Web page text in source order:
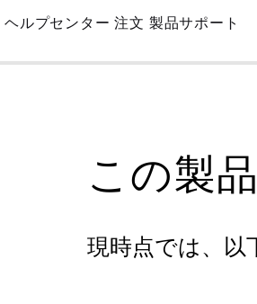
Skip
Main
ヘルプセンター 注文 製品サポート
この製
現時点では、以